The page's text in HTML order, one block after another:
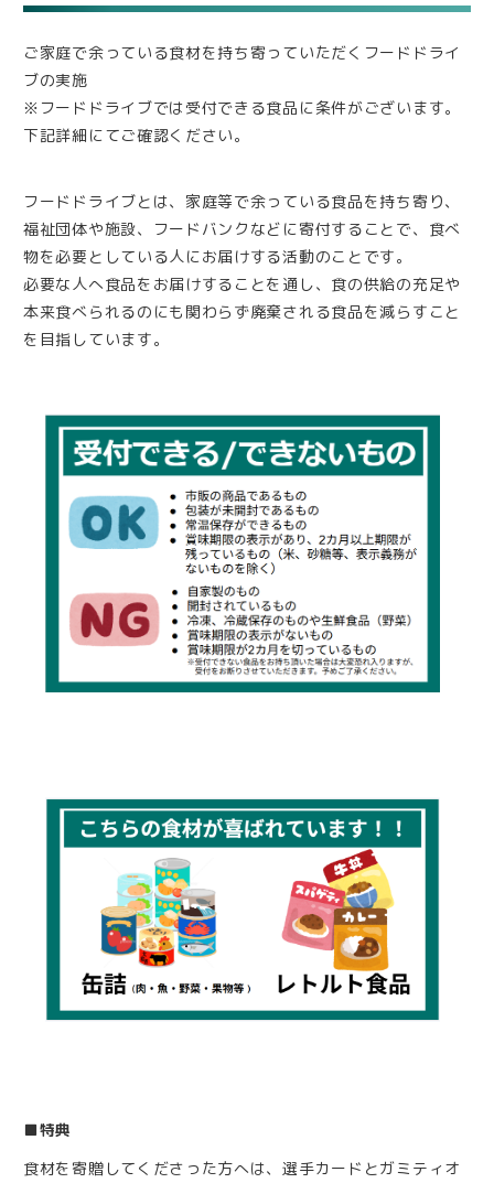
ご家庭で余っている食材を持ち寄っていただくフードドライ
ブの実施
※フードドライブでは受付できる食品に条件がございます。
下記詳細にてご確認ください。
フードドライブとは、家庭等で余っている食品を持ち寄り、
福祉団体や施設、フードバンクなどに寄付することで、食べ
物を必要としている人にお届けする活動のことです。
必要な人へ食品をお届けすることを通し、食の供給の充足や
本来食べられるのにも関わらず廃棄される食品を減らすこと
を目指しています。
■特典
食材を寄贈してくださった方へは、選手カードとガミティオ